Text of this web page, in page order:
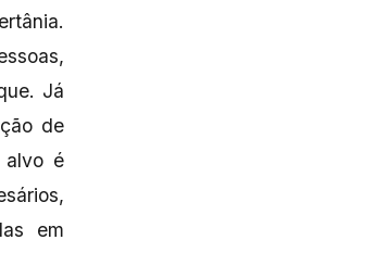
Já
de
alvo é
em